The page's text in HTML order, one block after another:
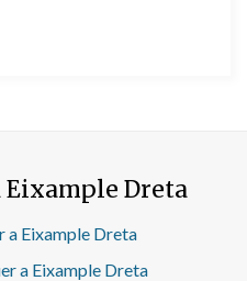
Dreta
a Eixample Dreta
a Eixample Dreta